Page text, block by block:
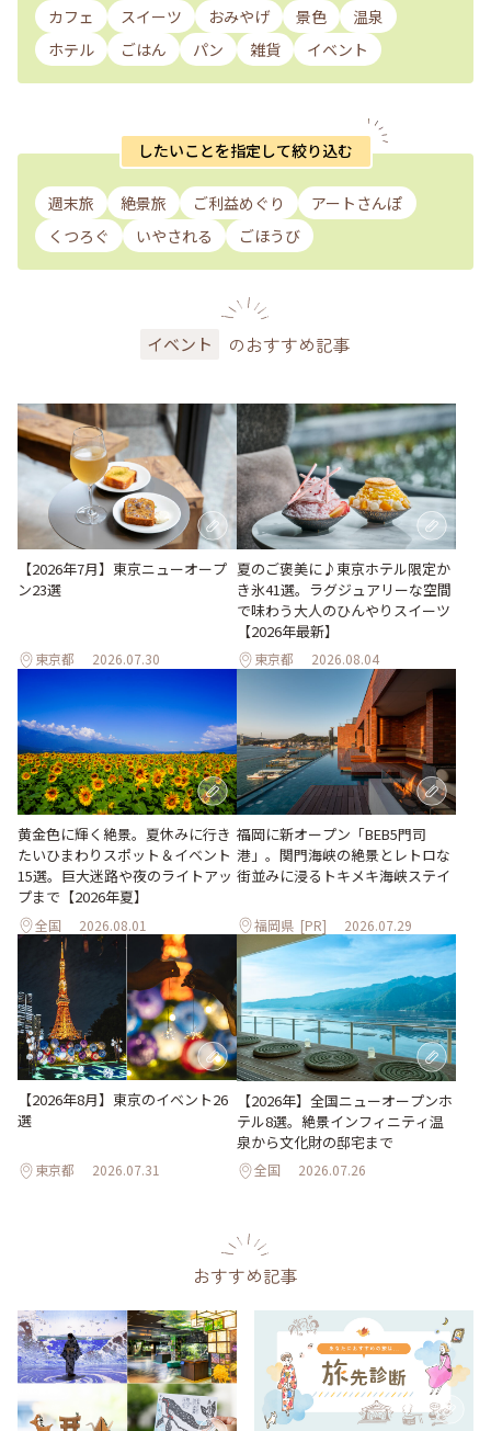
カフェ スイーツ おみやげ 景色
温泉
ホテル
ごはん パン 雑貨 イベント
したいことを指定して絞り込む
週末旅 絶景旅 ご利益めぐり
アートさんぽ
くつろぐ
いやされる ごほうび
イベント のおすすめ記事
【2026年7月】東京ニューオープ
ン23選
東京都 2026.07.30
夏のご褒美に♪東京ホテル限定か
き氷41選。ラグジュアリーな空間
で味わう大人のひんやりスイーツ
【2026年最新】
東京都 2026.08.04
黄金色に輝く絶景。夏休みに行き
たいひまわりスポット＆イベント
15選。巨大迷路や夜のライトアッ
プまで【2026年夏】
全国 2026.08.01
福岡に新オープン「BEB5門司
港」。関門海峡の絶景とレトロな
街並みに浸るトキメキ海峡ステイ
福岡県 [PR] 2026.07.29
【2026年8月】東京のイベント26
選
東京都 2026.07.31
【2026年】全国ニューオープンホ
テル8選。絶景インフィニティ温
泉から文化財の邸宅まで
全国 2026.07.26
おすすめ記事